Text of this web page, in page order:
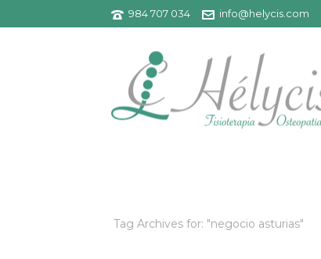
984 707 034 info@helycis.com
Tag Archives for: "negocio asturias"